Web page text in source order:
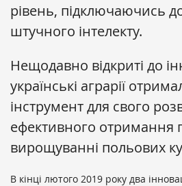
рівень, підключаючиcь
штучного інтелекту.
Нещодавно відкриті до
українські аграрії
інструмент для свого
ефективного отримання
вирощуванні польових
В кінці лютого 2019 року два